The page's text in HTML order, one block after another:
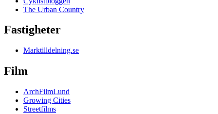
The Urban Country
Fastigheter
Marktilldelning.se
Film
ArchFilmLund
Growing Cities
Streetfilms